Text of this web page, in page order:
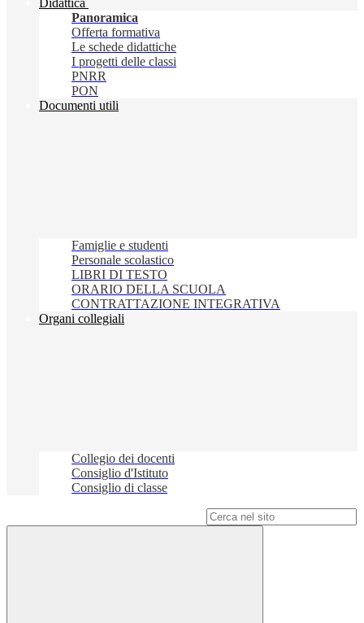
Didattica
Panoramica
Offerta formativa
Le schede didattiche
I progetti delle classi
PNRR
PON
Documenti utili
Famiglie e studenti
Personale scolastico
LIBRI DI TESTO
ORARIO DELLA SCUOLA
CONTRATTAZIONE INTEGRATIVA
Organi collegiali
Collegio dei docenti
Consiglio d'Istituto
Consiglio di classe